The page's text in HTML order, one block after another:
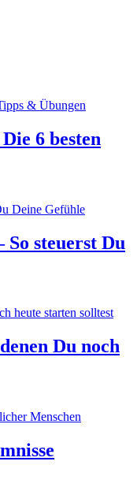
6 besten
steuerst Du
Du noch